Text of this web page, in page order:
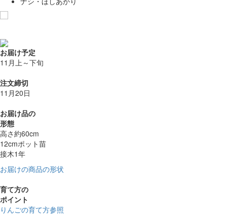
お届け予定
11月上～下旬
注文締切
11月20日
お届け品の
形態
高さ約60cm
12cmポット苗
接木1年
お届けの商品の形状
育て方の
ポイント
りんごの育て方参照